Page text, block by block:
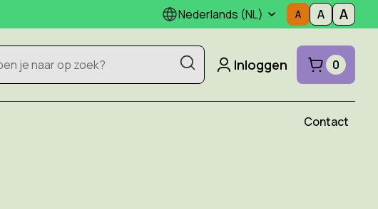
Nederlands (NL)
Inloggen 0
Contact